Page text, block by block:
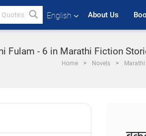
English About Us
Fulam - 6 in Marathi Fiction
Home Novels